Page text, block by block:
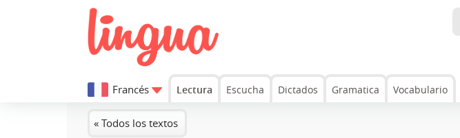
Francés Lectura Escucha Dictados Gramatica Vocabulario
« Todos los textos